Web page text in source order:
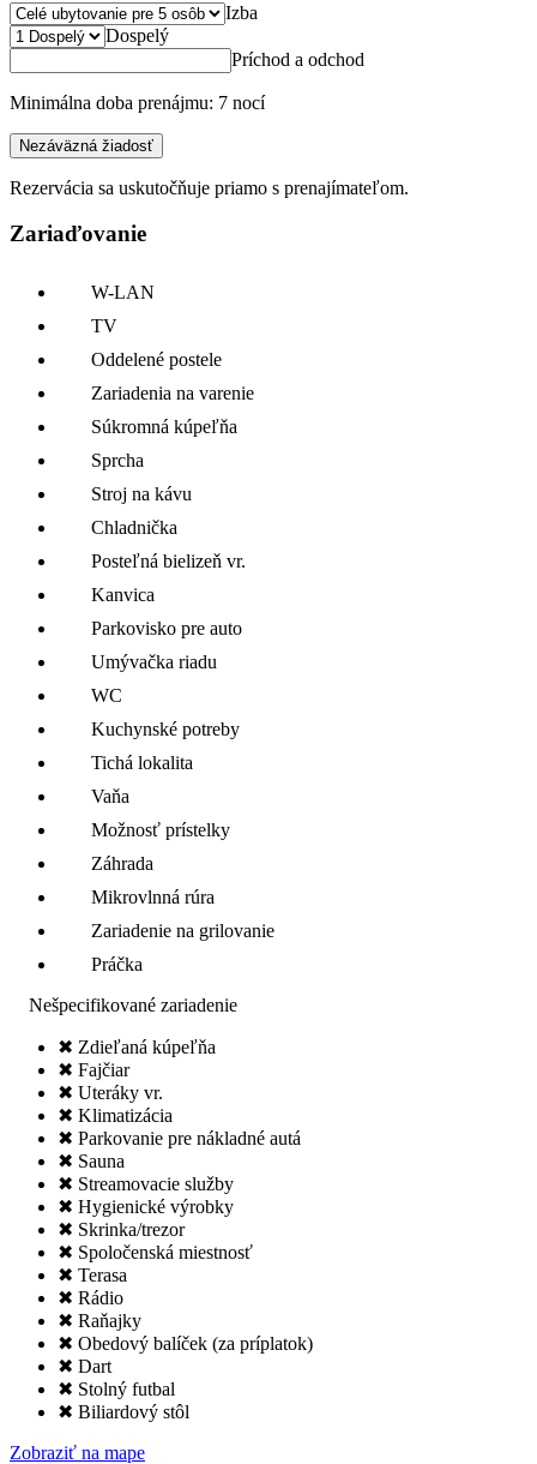
Izba
Dospelý
Príchod a odchod
Minimálna doba prenájmu: 7 nocí
Nezáväzná žiadosť
Rezervácia sa uskutočňuje priamo s prenajímateľom.
Zariaďovanie
W-LAN
TV
Oddelené postele
Zariadenia na varenie
Súkromná kúpeľňa
Sprcha
Stroj na kávu
Chladnička
Posteľná bielizeň vr.
Kanvica
Parkovisko pre auto
Umývačka riadu
WC
Kuchynské potreby
Tichá lokalita
Vaňa
Možnosť prístelky
Záhrada
Mikrovlnná rúra
Zariadenie na grilovanie
Práčka
Nešpecifikované zariadenie
✖ Zdieľaná kúpeľňa
✖ Fajčiar
✖ Uteráky vr.
✖ Klimatizácia
✖ Parkovanie pre nákladné autá
✖ Sauna
✖ Streamovacie služby
✖ Hygienické výrobky
✖ Skrinka/trezor
✖ Spoločenská miestnosť
✖ Terasa
✖ Rádio
✖ Raňajky
✖ Obedový balíček (za príplatok)
✖ Dart
✖ Stolný futbal
✖ Biliardový stôl
Zobraziť na mape